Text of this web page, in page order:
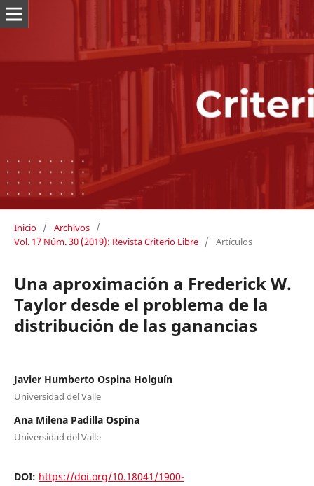
Inicio / Archivos /
Vol. 17 Núm. 30 (2019): Revista Criterio Libre / Artículos
Una aproximación a Frederick W.
Taylor desde el problema de la
distribución de las ganancias
Javier Humberto Ospina Holguín
Universidad del Valle
Ana Milena Padilla Ospina
Universidad del Valle
DOI: https://doi.org/10.18041/1900-